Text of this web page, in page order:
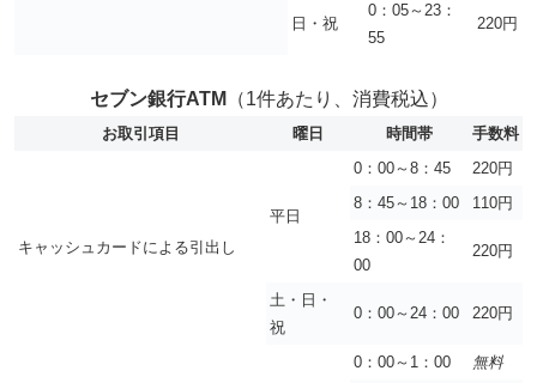
日・祝
0：05～23：
55
220円
セブン銀行ATM （1件あたり、消費税込）
お取引項目 曜日 時間帯 手数料
キャッシュカードによる引出し
平日
0：00～8：45
220円
8：45～18：00
110円
18：00～24：
00
220円
土・日・
祝
0：00～24：00 220円
0：00～1：00
無料